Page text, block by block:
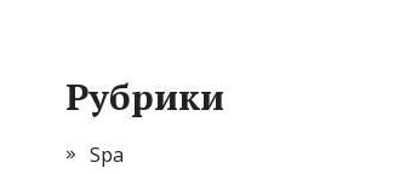
Рубрики
Spa